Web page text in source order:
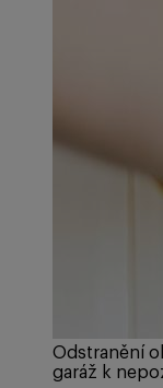
Odstranění
garáž k